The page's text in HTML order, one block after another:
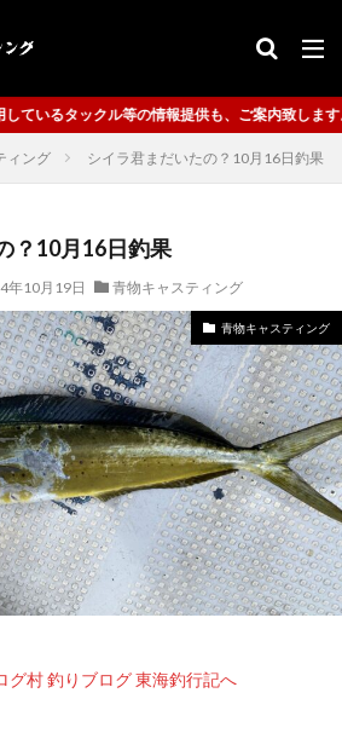
供も、ご案内致します。
ィング シイラ君まだいたの？10月16日釣果
？10月16日釣果
年10月19日 青物キャスティング
青物キャスティング